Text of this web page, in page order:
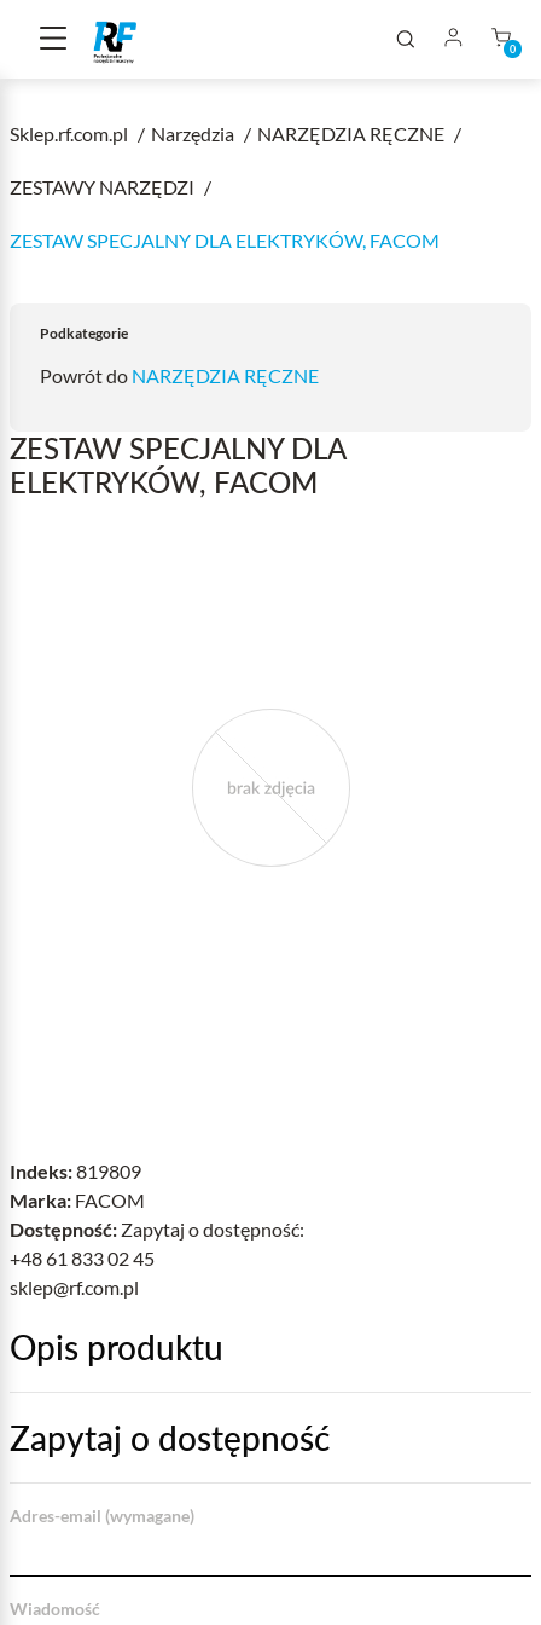
0
Sklep.rf.com.pl Narzędzia NARZĘDZIA RĘCZNE
ZESTAWY NARZĘDZI
ZESTAW SPECJALNY DLA ELEKTRYKÓW, FACOM
Podkategorie
Powrót do NARZĘDZIA RĘCZNE
ZESTAW SPECJALNY DLA
ELEKTRYKÓW, FACOM
Indeks:819809
Marka: FACOM
Dostępność: Zapytaj o dostępność:
+48 61 833 02 45
sklep@rf.com.pl
Opis produktu
Zapytaj o dostępność
Adres-email (wymagane)
Wiadomość